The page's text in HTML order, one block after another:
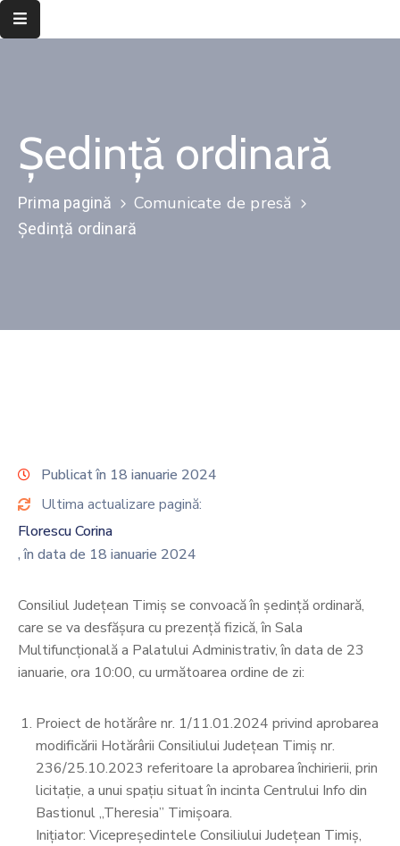
Informații
de
interes
public
instituțională
Monitorul
Local
Ședință ordinară
Prima pagină Comunicate de presă
Ședință ordinară
Publicat în 18 ianuarie 2024
Ultima actualizare pagină:
Florescu Corina
, în data de 18 ianuarie 2024
Consiliul Judeţean Timiş se convoacă în şedinţă ordinară,
care se va desfășura cu prezență fizică, în Sala
Multifuncțională a Palatului Administrativ, în data de 23
ianuarie, ora 10:00, cu următoarea ordine de zi:
Proiect de hotărâre nr. 1/11.01.2024 privind aprobarea
modificării Hotărârii Consiliului Județean Timiș nr.
236/25.10.2023 referitoare la aprobarea închirierii, prin
licitație, a unui spațiu situat în incinta Centrului Info din
Bastionul „Theresia” Timișoara.
Inițiator: Vicepreședintele Consiliului Județean Timiș,